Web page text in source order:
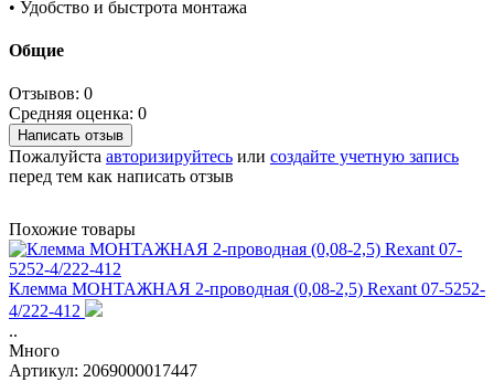
• Удобство и быстрота монтажа
Общие
Отзывов: 0
Средняя оценка: 0
Написать отзыв
Пожалуйста авторизируйтесь или создайте учетную запись
перед тем как написать отзыв
Похожие товары
Клемма МОНТАЖНАЯ 2-проводная (0,08-2,5) Rexant 07-5252-
4/222-412
..
Много
Артикул: 2069000017447